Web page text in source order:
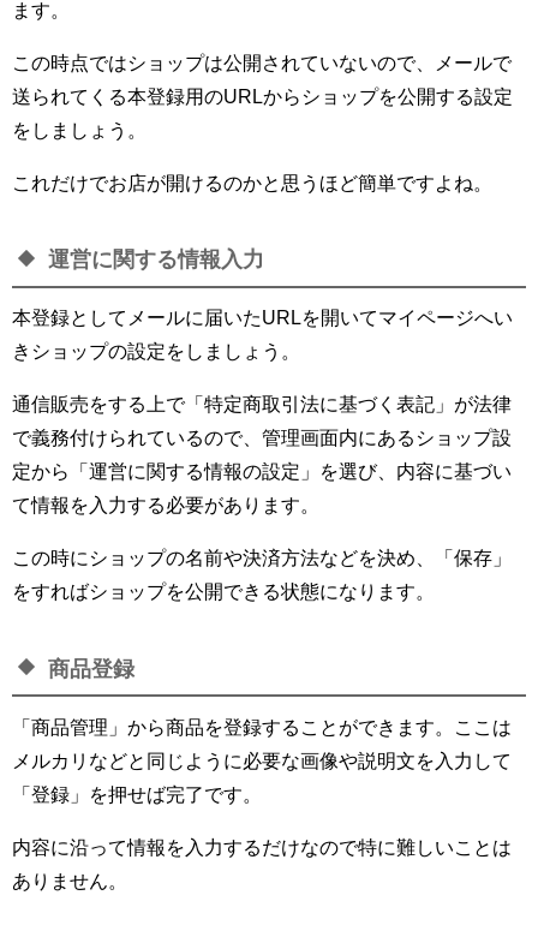
ます。
この時点ではショップは公開されていないので、メールで
送られてくる本登録用のURLからショップを公開する設定
をしましょう。
これだけでお店が開けるのかと思うほど簡単ですよね。
運営に関する情報入力
本登録としてメールに届いたURLを開いてマイページへい
きショップの設定をしましょう。
通信販売をする上で「特定商取引法に基づく表記」が法律
で義務付けられているので、管理画面内にあるショップ設
定から「運営に関する情報の設定」を選び、内容に基づい
て情報を入力する必要があります。
この時にショップの名前や決済方法などを決め、「保存」
をすればショップを公開できる状態になります。
商品登録
「商品管理」から商品を登録することができます。ここは
メルカリなどと同じように必要な画像や説明文を入力して
「登録」を押せば完了です。
内容に沿って情報を入力するだけなので特に難しいことは
ありません。